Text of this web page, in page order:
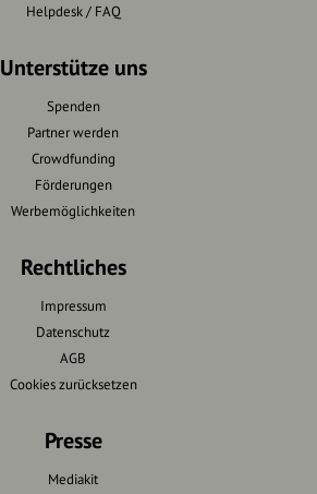
Helpdesk / FAQ
Unterstütze uns
Spenden
Partner werden
Crowdfunding
Förderungen
Werbemöglichkeiten
Rechtliches
Impressum
Datenschutz
AGB
Cookies zurücksetzen
Presse
Mediakit